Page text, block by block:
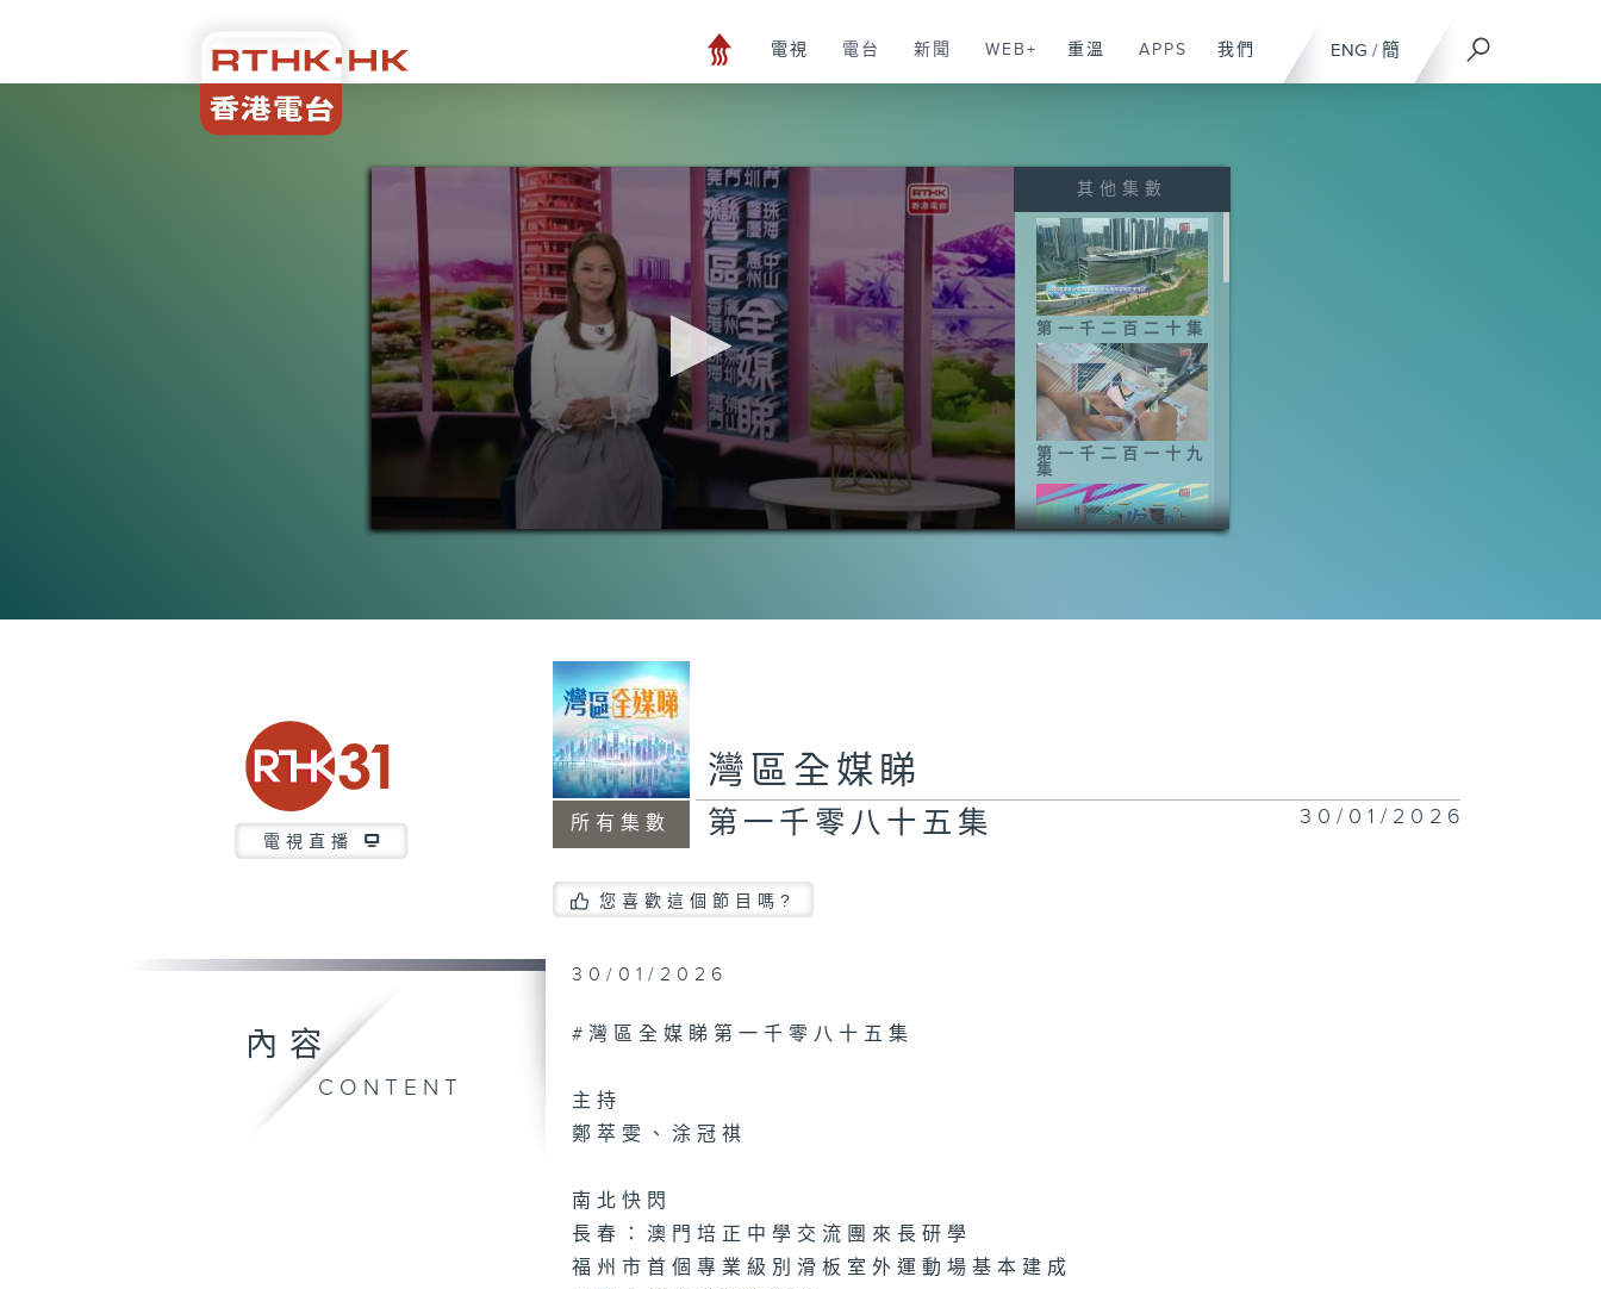
ENG / 簡
電視 電台 新聞 WEB+ 重溫 APPS 我們
0
其他集數
第一千二百二十集
第一千二百一十九
集
電視直播
所有集數
灣區全媒睇
第一千零八十五集 30/01/2026
您喜歡這個節目嗎?
內容
CONTENT
30/01/2026
#灣區全媒睇第一千零八十五集
主持
鄭萃雯、涂冠祺
南北快閃
長春：澳門培正中學交流團來長研學
福州市首個專業級別滑板室外運動場基本建成